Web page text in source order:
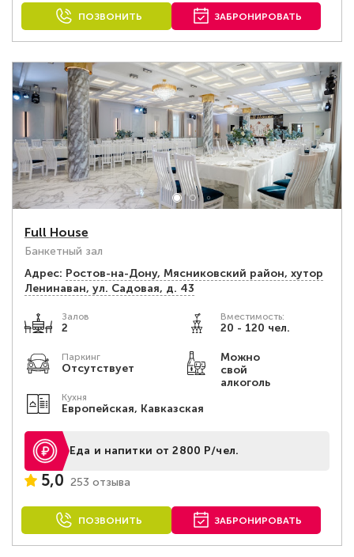
ПОЗВОНИТЬ ЗАБРОНИРОВАТЬ
Full House
Банкетный зал
Адрес: Ростов-на-Дону, Мясниковский район, хутор
Ленинаван, ул. Садовая, д. 43
Залов
2
Вместимость:
20 - 120 чел.
Паркинг
Отсутствует
Можно
свой
алкоголь
Кухня
Европейская, Кавказская
Еда и напитки от 2800 Р/чел.
5,0 253 отзыва
ПОЗВОНИТЬ ЗАБРОНИРОВАТЬ